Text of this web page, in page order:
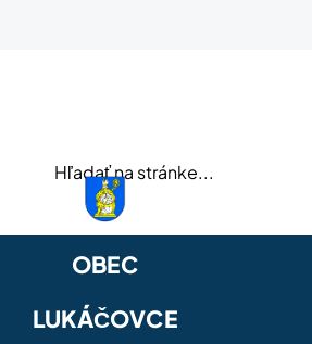
OBEC
LUKÁČOVCE